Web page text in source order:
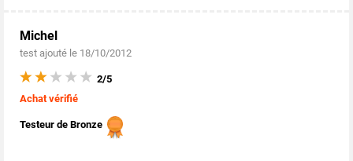
Michel
test ajouté le 18/10/2012
2/5
Achat vérifié
Testeur de Bronze